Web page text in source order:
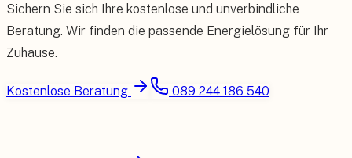
Sichern Sie sich Ihre kostenlose und unverbindliche
Beratung. Wir finden die passende Energielösung für Ihr
Zuhause.
Kostenlose Beratung 089 244 186 540